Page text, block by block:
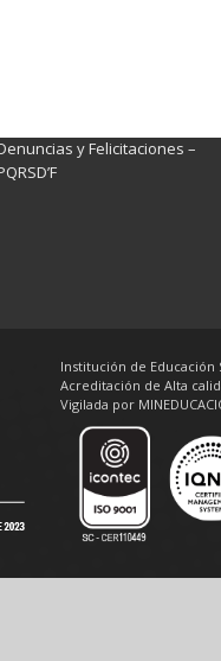
y Felicitaciones –
Institución de Educación
Acreditación de Alta
Vigilada por